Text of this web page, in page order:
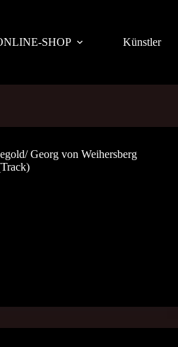
SHOP Künstler
Georg von Weihersberg